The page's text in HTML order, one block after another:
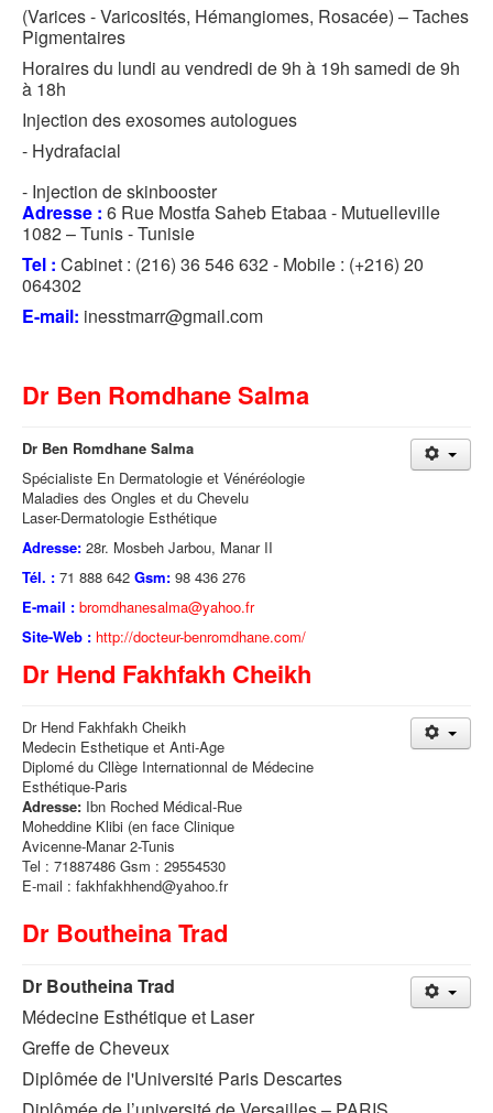
(Varices - Varicosités, Hémangiomes, Rosacée) – Taches
Pigmentaires
Horaires du lundi au vendredi de 9h à 19h samedi de 9h
à 18h
Injection des exosomes autologues
- Hydrafacial
⁠- Injection de skinbooster
Adresse : 6 Rue Mostfa Saheb Etabaa - Mutuelleville
1082 – Tunis - Tunisie
Tel : Cabinet : (216) 36 546 632 - Mobile : (+216) 20
064302
E-mail: inesstmarr@gmail.com
Dr Ben Romdhane Salma
Dr Ben Romdhane Salma
Spécialiste En Dermatologie et Vénéréologie
Maladies des Ongles et du Chevelu
Laser-Dermatologie Esthétique
Adresse: 28r. Mosbeh Jarbou, Manar II
Tél. : 71 888 642 Gsm: 98 436 276
E-mail : bromdhanesalma@yahoo.fr
Site-Web : http://docteur-benromdhane.com/
Dr Hend Fakhfakh Cheikh
Dr Hend Fakhfakh Cheikh
Medecin Esthetique et Anti-Age
Diplomé du Cllège Internationnal de Médecine
Esthétique-Paris
Adresse: Ibn Roched Médical-Rue
Moheddine Klibi (en face Clinique
Avicenne-Manar 2-Tunis
Tel : 71887486 Gsm : 29554530
E-mail : fakhfakhhend@yahoo.fr
Dr Boutheina Trad
Dr Boutheina Trad
Médecine Esthétique et Laser
Greffe de Cheveux
Diplômée de l'Université Paris Descartes